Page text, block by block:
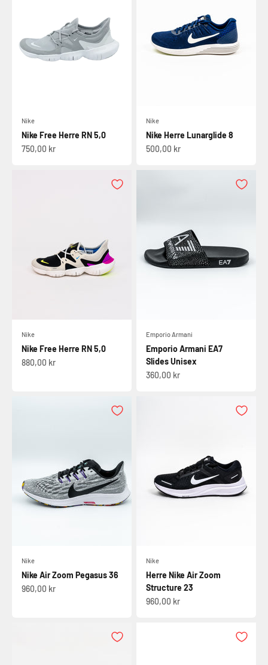
Nike
Nike Free Herre RN 5,0
Salgspris
750,00 kr
Nike
Nike Herre Lunarglide 8
Salgspris
500,00 kr
Nike
Nike Free Herre RN 5,0
Salgspris
880,00 kr
Emporio Armani
Emporio Armani EA7
Slides Unisex
Salgspris
360,00 kr
Nike
Nike Air Zoom Pegasus 36
Salgspris
960,00 kr
Nike
Herre Nike Air Zoom
Structure 23
Salgspris
960,00 kr